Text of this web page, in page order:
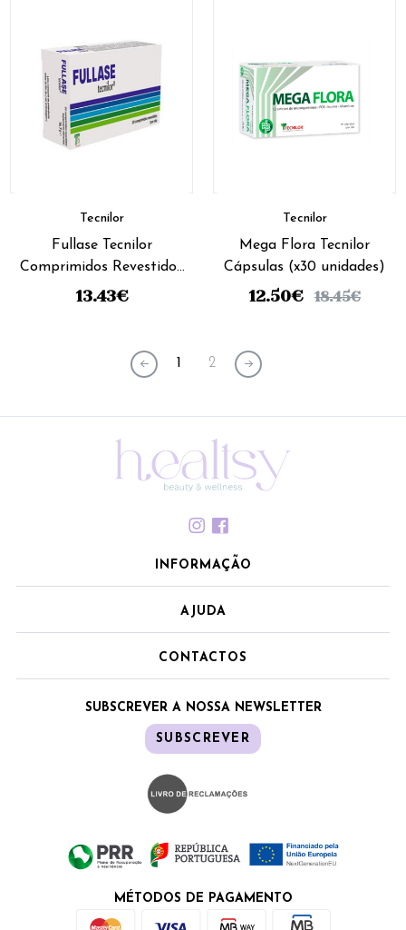
Tecnilor
Fullase Tecnilor
Comprimidos Revestidos
(x20 unidades)
13.43€
Tecnilor
Mega Flora Tecnilor
Cápsulas (x30 unidades)
12.50€ 18.45€
1 2
INFORMAÇÃO
AJUDA
CONTACTOS
SUBSCREVER A NOSSA NEWSLETTER
SUBSCREVER
MÉTODOS DE PAGAMENTO